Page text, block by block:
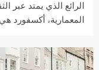
الرائع الذي يمتد عبر
المعمارية، أكسفورد